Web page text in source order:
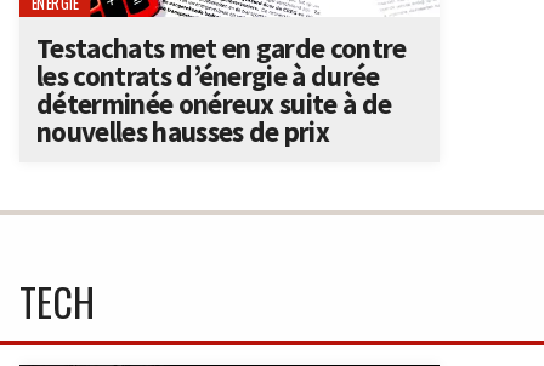
Testachats met en garde contre
les contrats d’énergie à durée
déterminée onéreux suite à de
nouvelles hausses de prix
TECH